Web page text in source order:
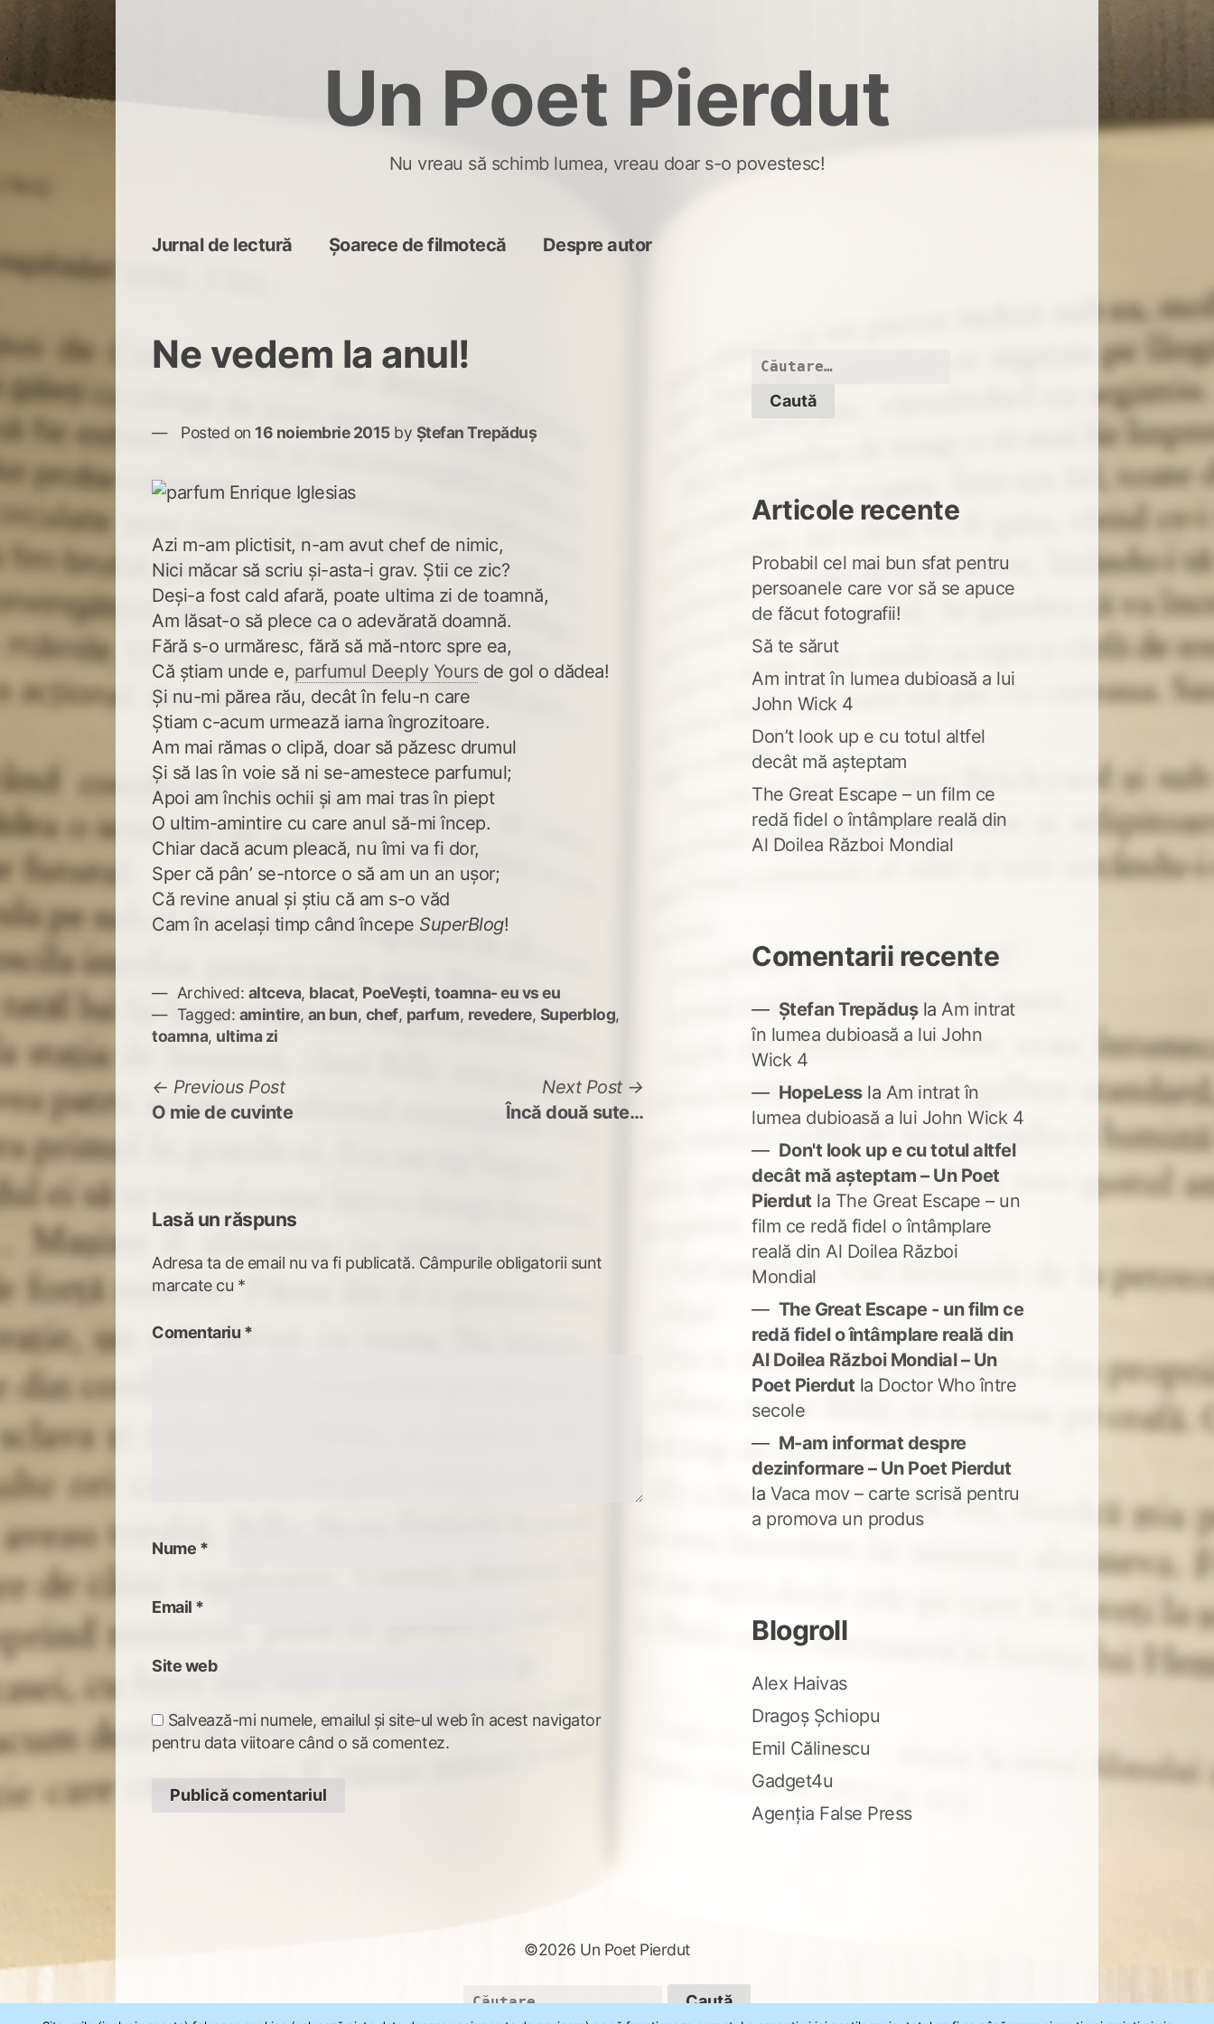
Un Poet Pierdut
Nu vreau să schimb lumea, vreau doar s-o povestesc!
Jurnal de lectură Șoarece de filmotecă Despre autor
Ne vedem la anul!
Posted on 16 noiembrie 2015by Ștefan Trepăduș
Azi m-am plictisit, n-am avut chef de nimic,
Nici măcar să scriu și-asta-i grav. Știi ce zic?
Deși-a fost cald afară, poate ultima zi de toamnă,
Am lăsat-o să plece ca o adevărată doamnă.
Fără s-o urmăresc, fără să mă-ntorc spre ea,
Că știam unde e, parfumul Deeply Yoursde gol o dădea!
Și nu-mi părea rău, decât în felu-n care
Știam c-acum urmează iarna îngrozitoare.
Am mai rămas o clipă, doar să păzesc drumul
Și să las în voie să ni se-amestece parfumul;
Apoi am închis ochii și am mai tras în piept
O ultim-amintire cu care anul să-mi încep.
Chiar dacă acum pleacă, nu îmi va fi dor,
Sper că pân’ se-ntorce o să am un an ușor;
Că revine anual și știu că am s-o văd
Cam în același timp când începe SuperBlog!
Archived: altceva, blacat, PoeVești,toamna- eu vs eu
Tagged: amintire, an bun, chef, parfum, revedere, Superblog,
toamna, ultima zi
Navigare
în
Previous PostPrevious
post:
O mie de cuvinte
Next Post
post:
Încă două sute…
Lasă un răspuns
Adresa ta de email nu va fi publicată. Câmpurile obligatorii sunt
marcate cu *
Comentariu *
Nume *
Email *
Site web
Salvează-mi numele, emailul și site-ul web în acest navigator
pentru data viitoare când o să comentez.
Caută
Articole recente
Probabil cel mai bun sfat pentru
persoanele care vor să se apuce
de făcut fotografii!
Să te sărut
Am intrat în lumea dubioasă a lui
John Wick 4
Don’t look up e cu totul altfel
decât mă așteptam
The Great Escape – un film ce
redă fidel o întâmplare reală din
Al Doilea Război Mondial
Comentarii recente
Ștefan Trepădușla Am intrat
în lumea dubioasă a lui John
Wick 4
HopeLessla Am intrat în
lumea dubioasă a lui John Wick 4
Don't look up e cu totul altfel
decât mă așteptam – Un Poet
Pierdut la The Great Escape – un
film ce redă fidel o întâmplare
reală din Al Doilea Război
Mondial
The Great Escape - un film ce
redă fidel o întâmplare reală din
Al Doilea Război Mondial – Un
Poet Pierdut la Doctor Who între
secole
M-am informat despre
dezinformare – Un Poet Pierdut
la Vaca mov – carte scrisă pentru
a promova un produs
Blogroll
Alex Haivas
Dragoș Șchiopu
Emil Călinescu
Gadget4u
Agenția False Press
©2026 Un Poet Pierdut
Caută